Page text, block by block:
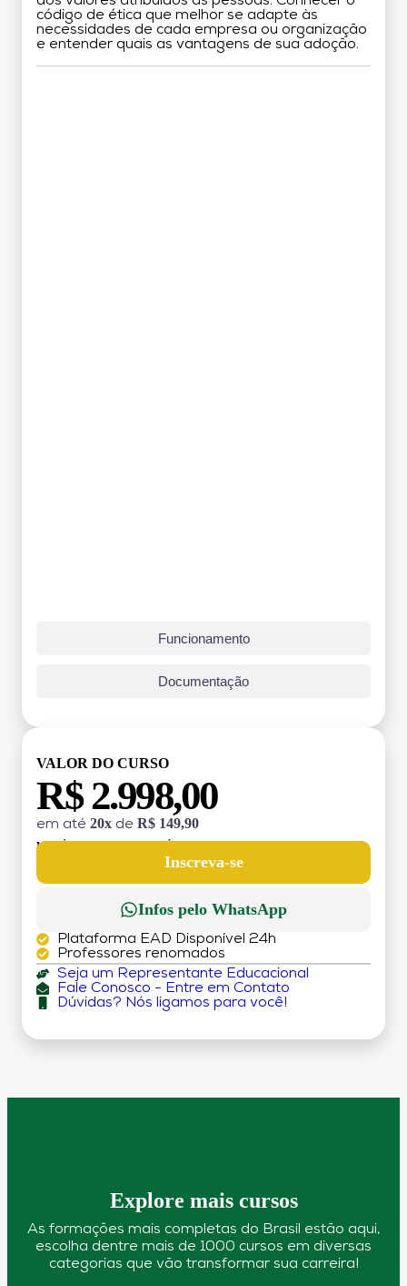
código de ética que melhor se adapte às
necessidades de cada empresa ou organização
e entender quais as vantagens de sua adoção.
Funcionamento
Documentação
VALOR DO CURSO
R$ 2.998,00
em até 20x de R$ 149,90
MATRÍCULA:
Inscreva-se
Infos pelo WhatsApp
Plataforma EAD Disponível 24h
Professores renomados
Seja um Representante Educacional
Fale Conosco - Entre em Contato
Dúvidas? Nós ligamos para você!
Explore mais cursos
As formações mais completas do Brasil estão aqui,
escolha dentre mais de 1000 cursos em diversas
categorias que vão transformar sua carreira!